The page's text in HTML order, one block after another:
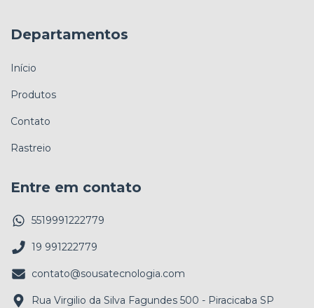
Departamentos
Início
Produtos
Contato
Rastreio
Entre em contato
5519991222779
19 991222779
contato@sousatecnologia.com
Rua Virgilio da Silva Fagundes 500 - Piracicaba SP